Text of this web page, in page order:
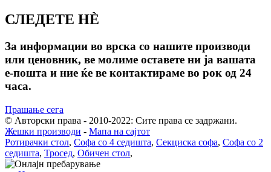
СЛЕДЕТЕ НÈ
За информации во врска со нашите производи
или ценовник, ве молиме оставете ни ја вашата
е-пошта и ние ќе ве контактираме во рок од 24
часа.
Прашање сега
© Авторски права - 2010-2022: Сите права се задржани.
Жешки производи - Мапа на сајтот
Ротирачки стол, Софа со 4 седишта, Секциска софа, Софа со 2
седишта, Тросед, Обичен стол,